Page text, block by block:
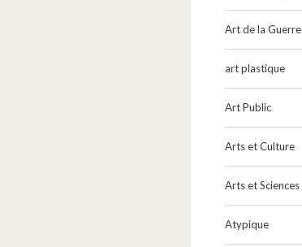
Art de la Guerre
art plastique
Art Public
Arts et Culture
Arts et Sciences
Atypique